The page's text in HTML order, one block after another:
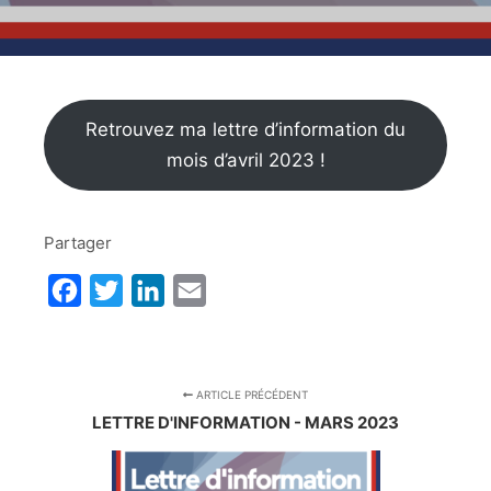
Retrouvez ma lettre d’information du
mois d’avril 2023 !
Partager
FacebookTwitterLinkedIn
ARTICLE PRÉCÉDENT
LETTRE D'INFORMATION - MARS 2023